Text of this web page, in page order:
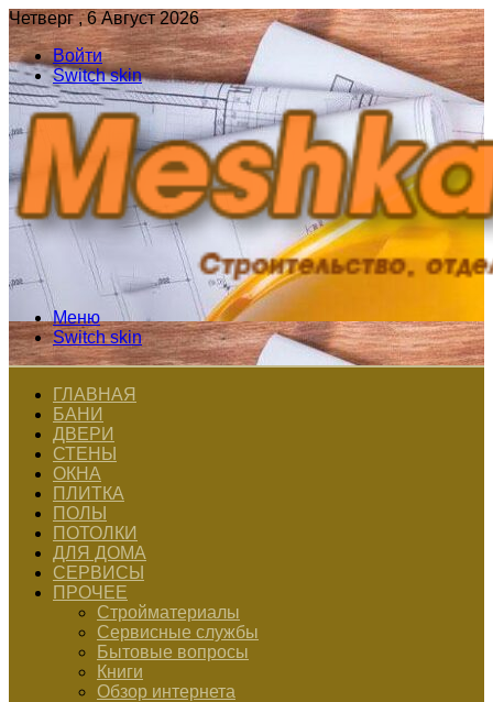
Четверг , 6 Август 2026
Войти
Switch skin
Меню
Switch skin
ГЛАВНАЯ
БАНИ
ДВЕРИ
СТЕНЫ
ОКНА
ПЛИТКА
ПОЛЫ
ПОТОЛКИ
ДЛЯ ДОМА
СЕРВИСЫ
ПРОЧЕЕ
Стройматериалы
Сервисные службы
Бытовые вопросы
Книги
Обзор интернета